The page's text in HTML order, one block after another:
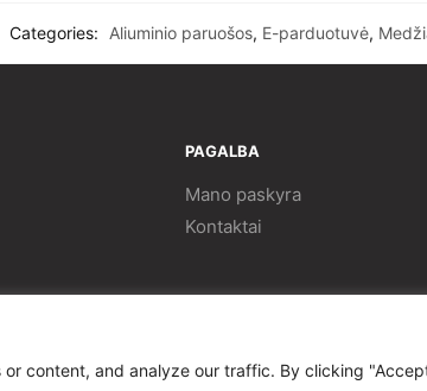
content, and analyze our traffic. By clicking
Categories: Aliuminio paruošos, E-parduotuvė,
PAGALBA
Mano paskyra
Kontaktai